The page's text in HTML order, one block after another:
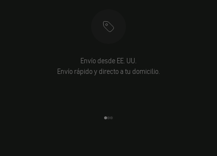
Envío desde EE. UU.
Envío rápido y directo a tu domicilio.